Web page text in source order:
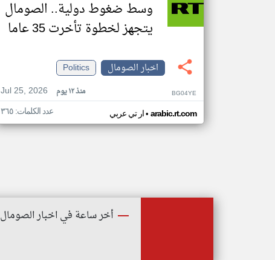
وسط ضغوط دولية.. الصومال
يتجهز لخطوة تأخرت 35 عاما
اخبار الصومال
Politics
Jul 25, 2026
منذ ١٢ يوم BG04YE
ار تي عربي• arabic.rt.com عدد الكلمات: ٣٦٥
أخر ساعة في اخبار الصومال